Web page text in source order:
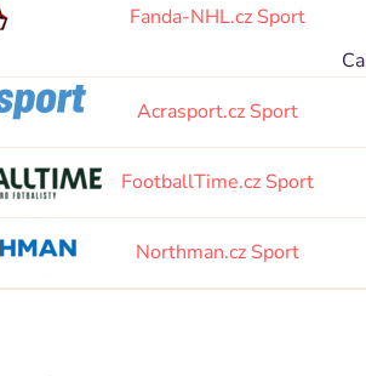
Fanda-NHL.cz Sport
Acrasport.cz Sport
FootballTime.cz Sport
Northman.cz Sport